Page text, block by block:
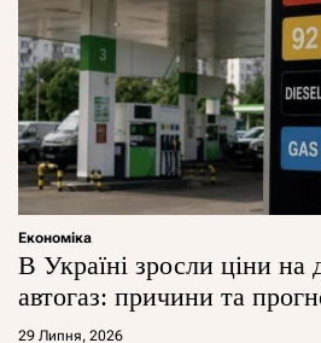
Економіка
В Україні зросли ціни на
автогаз: причини та
29 Липня, 2026